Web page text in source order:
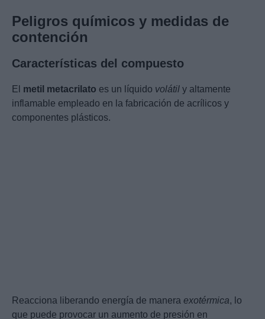
Peligros químicos y medidas de
contención
Características del compuesto
El metil metacrilato es un líquido volátil y altamente
inflamable empleado en la fabricación de acrílicos y
componentes plásticos.
Reacciona liberando energía de manera exotérmica, lo
que puede provocar un aumento de presión en